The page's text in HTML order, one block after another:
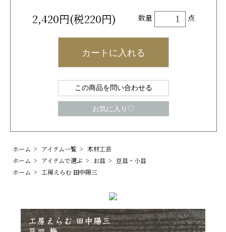
2,420円(税220円) 数量 点
カートに入れる
この商品を問い合わせる
お気に入り♡
ホーム > アイテム一覧 > 木材工芸
ホーム > アイテムで選ぶ > お皿 > 豆皿・小皿
ホーム > 工房えらむ 田中陽三